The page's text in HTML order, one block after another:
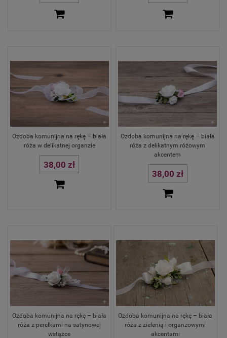
Ozdoba komunijna na rękę – biała
róża w delikatnej organzie
38,00 zł
Ozdoba komunijna na rękę – biała
róża z delikatnym różowym
akcentem
38,00 zł
Ozdoba komunijna na rękę – biała
róża z perełkami na satynowej
wstążce
Ozdoba komunijna na rękę – biała
róża z zielenią i organzowymi
akcentami